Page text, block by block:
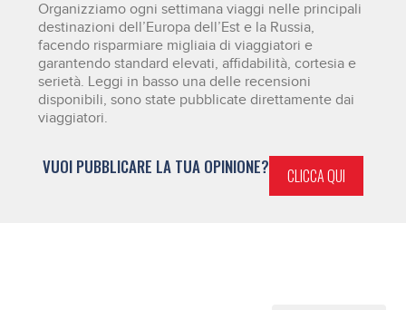
Organizziamo ogni settimana viaggi nelle principali
destinazioni dell’Europa dell’Est e la Russia,
facendo risparmiare migliaia di viaggiatori e
garantendo standard elevati, affidabilità, cortesia e
serietà. Leggi in basso una delle recensioni
disponibili, sono state pubblicate direttamente dai
viaggiatori.
VUOI PUBBLICARE LA TUA OPINIONE? CLICCA QUI